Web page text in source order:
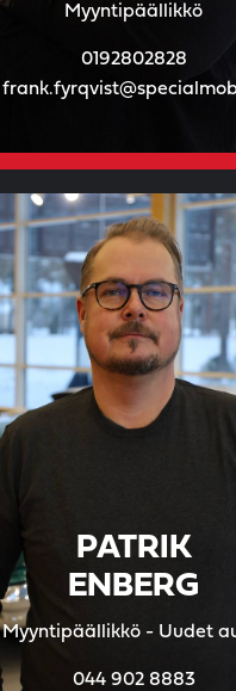
Myyntipäällikkö
0192802828
PATRIK
ENBERG
Myyntipäällikkö - Uudet
044 902 8883